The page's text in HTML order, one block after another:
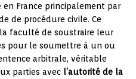
France principalement par
de procédure civile. Ce
faculté de soustraire leur
pour le soumettre à un ou
arbitrale, véritable
parties avec l’autorité de la